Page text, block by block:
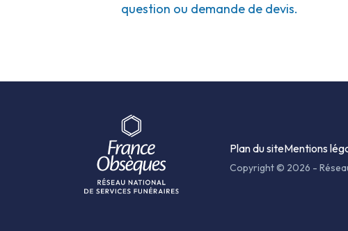
question ou demande de devis.
Plan du siteMentions
Copyright © 2026 -